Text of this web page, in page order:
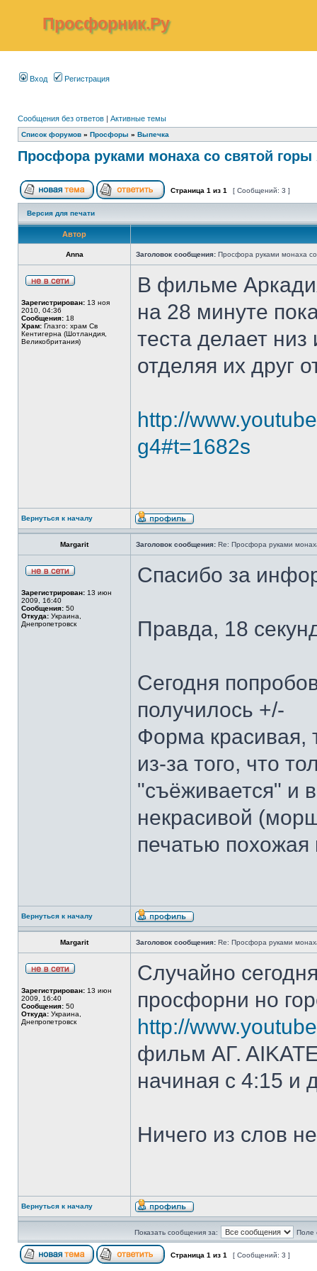
Просфорник.Ру
Вход Регистрация
Сообщения без ответов | Активные темы
Список форумов » Просфоры » Выпечка
Просфора руками монаха со святой
Страница 1 из 1 [ Сообщений: 3 ]
Версия для печати
Автор
Anna Заголовок сообщения: Просфора руками монаха
Зарегистрирован: 13 ноя
2010, 04:36
Сообщения: 18
Храм: Глазго: храм Cв
Кентигерна (Шотландия,
Великобритания)
В фильме
на 28 минуте
теста делает
отделяя их друг
http://
g4#t=1682s
Вернуться к началу
Margarit Заголовок сообщения: Re: Просфора руками
Зарегистрирован: 13 июн
2009, 16:40
Сообщения: 50
Откуда: Украина,
Днепропетровск
Спасибо за
Правда, 18
Сегодня
получилось +/-
Форма красивая,
из-за того, что
"съёживается" и
некрасивой
печатью похожая
Вернуться к началу
Margarit Заголовок сообщения: Re: Просфора руками
Зарегистрирован: 13 июн
2009, 16:40
Сообщения: 50
Откуда: Украина,
Днепропетровск
Cлучайно
просфорни но
http://
фильм ΑΓ.
начиная с 4:15 и
Ничего из слов
Вернуться к началу
Показать сообщения за: Поле
Страница 1 из 1 [ Сообщений: 3 ]